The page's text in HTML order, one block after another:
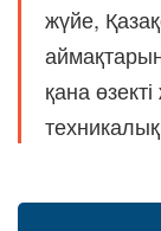
жүйе,
қана